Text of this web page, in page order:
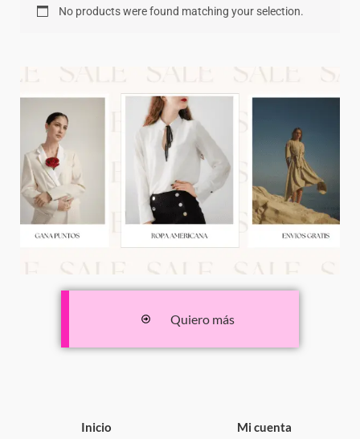
No products were found matching your selection.
Quiero más
Inicio Mi cuenta